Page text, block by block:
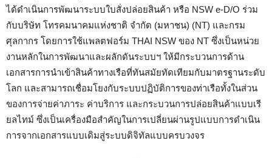
ได้ดำเนินการพัฒนาระบบใบสั่งปล่อยสินค้า หรือ NSW e-D/O ร่วม
กับบริษัท โทรคมนาคมแห่งชาติ จำกัด (มหาชน) (NT) และกรม
ศุลกากร โดยการใช้แพลตฟอร์ม THAI NSW ของ NT ซึ่งเป็นหน่วย
งานหลักในการพัฒนาและผลักดันระบบฯ ให้มีกระบวนการด้าน
เอกสารการนำเข้าสินค้าทางเรือที่ทันสมัยทัดเทียมกับมาตรฐานระดับ
โลก และสามารถเชื่อมโยงกับระบบปฏิบัติการของท่าเรือทั้งในส่วน
ของการจ่ายค่าภาระ ค่าบริการ และกระบวนการปล่อยสินค้าแบบเรี
ยลไทม์ ซึ่งเป็นเครื่องมือสำคัญในการเปลี่ยนผ่านรูปแบบการดำเนิน
การจากเอกสารแบบเดิมสู่ระบบดิจิทัลแบบครบวงจร